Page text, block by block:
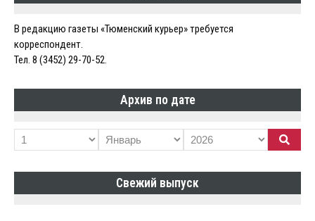
В редакцию газеты «Тюменский курьер» требуется
корреспондент.
Тел. 8 (3452) 29-70-52.
Архив по дате
Свежий выпуск